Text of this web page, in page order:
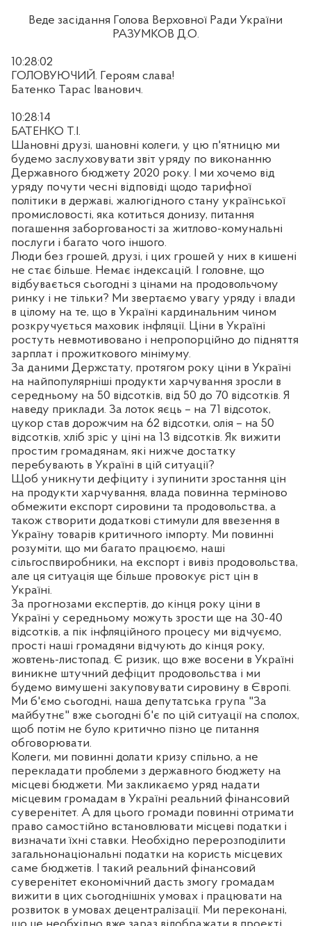
Веде засідання Голова Верховної Ради України
РАЗУМКОВ Д.О.
10:28:02
ГОЛОВУЮЧИЙ. Героям слава!
Батенко Тарас Іванович.
10:28:14
БАТЕНКО Т.І.
Шановні друзі, шановні колеги, у цю п'ятницю ми
будемо заслуховувати звіт уряду по виконанню
Державного бюджету 2020 року. І ми хочемо від
уряду почути чесні відповіді щодо тарифної
політики в державі, жалюгідного стану української
промисловості, яка котиться донизу, питання
погашення заборгованості за житлово-комунальні
послуги і багато чого іншого.
Люди без грошей, друзі, і цих грошей у них в кишені
не стає більше. Немає індексацій. І головне, що
відбувається сьогодні з цінами на продовольчому
ринку і не тільки? Ми звертаємо увагу уряду і влади
в цілому на те, що в Україні кардинальним чином
розкручується маховик інфляції. Ціни в Україні
ростуть невмотивовано і непропорційно до підняття
зарплат і прожиткового мінімуму.
За даними Держстату, протягом року ціни в Україні
на найпопулярніші продукти харчування зросли в
середньому на 50 відсотків, від 50 до 70 відсотків. Я
наведу приклади. За лоток яєць – на 71 відсоток,
цукор став дорожчим на 62 відсотки, олія – на 50
відсотків, хліб зріс у ціні на 13 відсотків. Як вижити
простим громадянам, які нижче достатку
перебувають в Україні в цій ситуації?
Щоб уникнути дефіциту і зупинити зростання цін
на продукти харчування, влада повинна терміново
обмежити експорт сировини та продовольства, а
також створити додаткові стимули для ввезення в
Україну товарів критичного імпорту. Ми повинні
розуміти, що ми багато працюємо, наші
сільгоспвиробники, на експорт і вивіз продовольства,
але ця ситуація ще більше провокує ріст цін в
Україні.
За прогнозами експертів, до кінця року ціни в
Україні у середньому можуть зрости ще на 30-40
відсотків, а пік інфляційного процесу ми відчуємо,
прості наші громадяни відчують до кінця року,
жовтень-листопад. Є ризик, що вже восени в Україні
виникне штучний дефіцит продовольства і ми
будемо вимушені закуповувати сировину в Європі.
Ми б'ємо сьогодні, наша депутатська група "За
майбутнє" вже сьогодні б'є по цій ситуації на сполох,
щоб потім не було критично пізно це питання
обговорювати.
Колеги, ми повинні долати кризу спільно, а не
перекладати проблеми з державного бюджету на
місцеві бюджети. Ми закликаємо уряд надати
місцевим громадам в Україні реальний фінансовий
суверенітет. А для цього громади повинні отримати
право самостійно встановлювати місцеві податки і
визначати їхні ставки. Необхідно перерозподілити
загальнонаціональні податки на користь місцевих
саме бюджетів. І такий реальний фінансовий
суверенітет економічний дасть змогу громадам
вижити в цих сьогоднішніх умовах і працювати на
розвиток в умовах децентралізації. Ми переконані,